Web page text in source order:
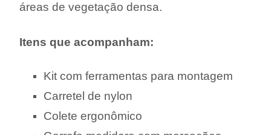
áreas de vegetação densa.
Itens que acompanham:
Kit com ferramentas para montagem
Carretel de nylon
Colete ergonômico